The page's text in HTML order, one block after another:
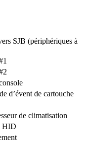
SJB (périphériques à
d’évent de cartouche
de climatisation
HID